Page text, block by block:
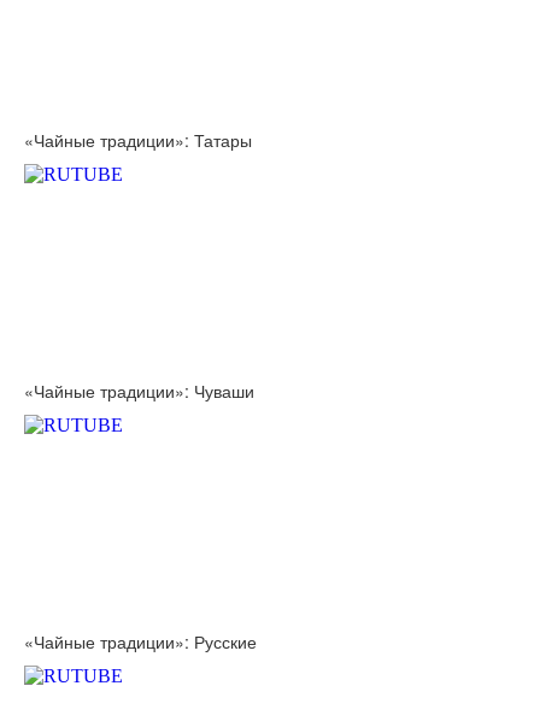
«Чайные традиции»: Татары
«Чайные традиции»: Чуваши
«Чайные традиции»: Русские